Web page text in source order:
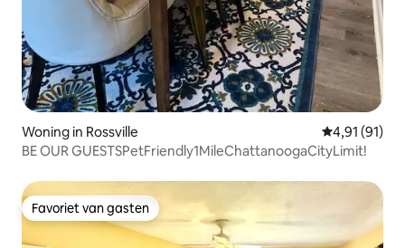
Woning in Rossville Gemiddelde
4,91 (91)
BE OUR GUESTSPetFriendly1MileChattanoogaCityLimit!
Favoriet van gasten
Favoriet van gasten